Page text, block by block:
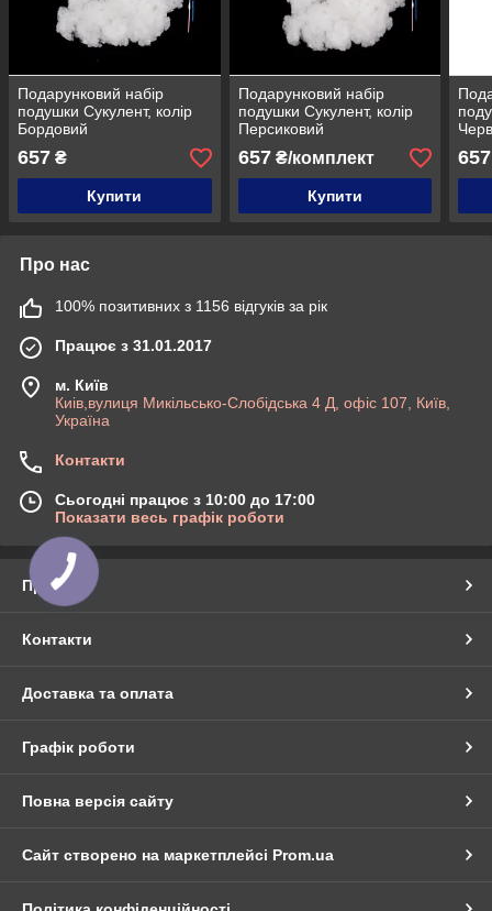
Подарунковий набір
подушки Сукулент, колір
Бордовий
657 ₴
Купити
Подарунковий набір
подушки Сукулент, колір
Персиковий
657₴/комплект
Купити
657
Про нас
100% позитивних з 1156 відгуків за рік
Працює з 31.01.2017
м. Київ
Киів,вулиця Микільсько-Слобідська 4 Д, офіс 107, Київ,
Україна
Контакти
Сьогодні працює з 10:00 до 17:00
Показати весь графік роботи
Про нас
Контакти
Доставка та оплата
Графік роботи
Повна версія сайту
Сайт створено на маркетплейсі Prom.ua